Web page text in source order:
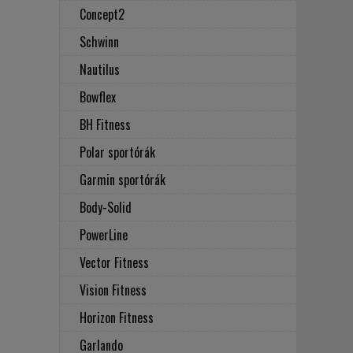
Concept2
Schwinn
Nautilus
Bowflex
BH Fitness
Polar sportórák
Garmin sportórák
Body-Solid
PowerLine
Vector Fitness
Vision Fitness
Horizon Fitness
Garlando